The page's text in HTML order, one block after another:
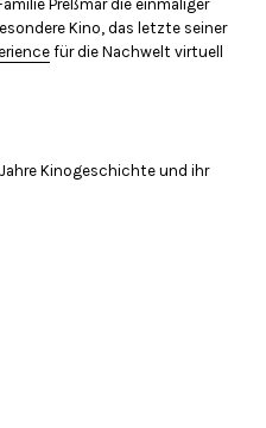
Preßmar die einmaliger
Kino, das letzte seiner
für die Nachwelt virtuell
Kinogeschichte und ihr